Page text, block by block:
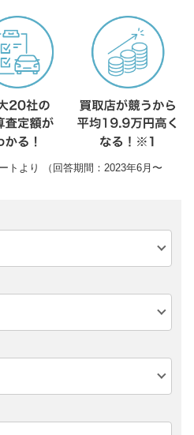
トより （回答期間：2023年6月〜